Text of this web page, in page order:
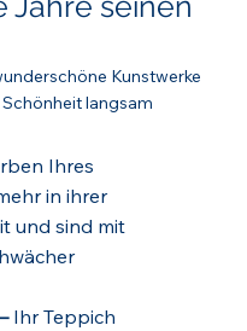
Kunstwerke
langsam
Ihres
in ihrer
und sind mit
Ihr Teppich